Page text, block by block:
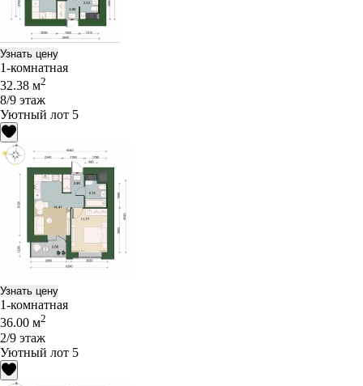
Узнать цену
1-комнатная
32.38 м2
8/9 этаж
Уютный лот 5
Узнать цену
1-комнатная
36.00 м2
2/9 этаж
Уютный лот 5